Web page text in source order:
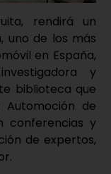
rendirá un
uno de los más
en España,
y
biblioteca que
de
conferencias y
de expertos,